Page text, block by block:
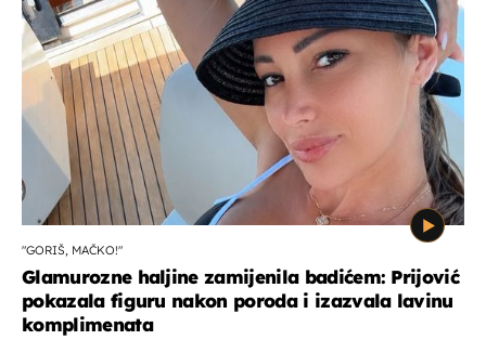
"GORIŠ, MAČKO!"
Glamurozne haljine zamijenila badićem: Prijović
pokazala figuru nakon poroda i izazvala lavinu
komplimenata